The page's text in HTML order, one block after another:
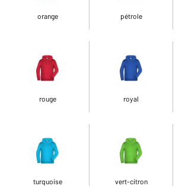
orange pétrole
rouge royal
turquoise vert-citron